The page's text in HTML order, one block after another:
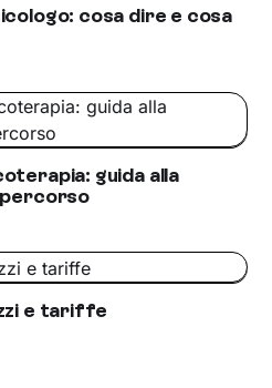
cosa dire e cosa
guida alla
e tariffe